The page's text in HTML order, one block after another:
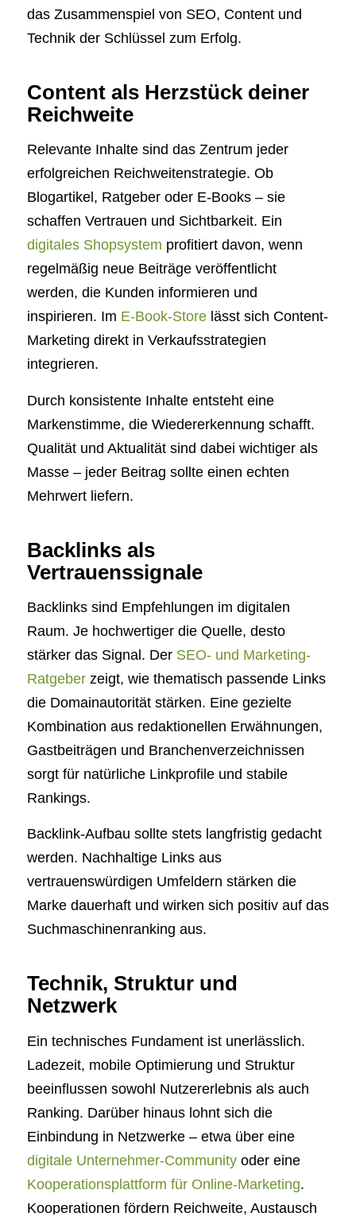
das Zusammenspiel von SEO, Content und
Technik der Schlüssel zum Erfolg.
Content als Herzstück deiner
Reichweite
Relevante Inhalte sind das Zentrum jeder
erfolgreichen Reichweitenstrategie. Ob
Blogartikel, Ratgeber oder E-Books – sie
schaffen Vertrauen und Sichtbarkeit. Ein
digitales Shopsystem profitiert davon, wenn
regelmäßig neue Beiträge veröffentlicht
werden, die Kunden informieren und
inspirieren. Im E-Book-Storelässt sich Content-
Marketing direkt in Verkaufsstrategien
integrieren.
Durch konsistente Inhalte entsteht eine
Markenstimme, die Wiedererkennung schafft.
Qualität und Aktualität sind dabei wichtiger als
Masse – jeder Beitrag sollte einen echten
Mehrwert liefern.
Backlinks als
Vertrauenssignale
Backlinks sind Empfehlungen im digitalen
Raum. Je hochwertiger die Quelle, desto
stärker das Signal. Der SEO- und Marketing-
Ratgeberzeigt, wie thematisch passende Links
die Domainautorität stärken. Eine gezielte
Kombination aus redaktionellen Erwähnungen,
Gastbeiträgen und Branchenverzeichnissen
sorgt für natürliche Linkprofile und stabile
Rankings.
Backlink-Aufbau sollte stets langfristig gedacht
werden. Nachhaltige Links aus
vertrauenswürdigen Umfeldern stärken die
Marke dauerhaft und wirken sich positiv auf das
Suchmaschinenranking aus.
Technik, Struktur und
Netzwerk
Ein technisches Fundament ist unerlässlich.
Ladezeit, mobile Optimierung und Struktur
beeinflussen sowohl Nutzererlebnis als auch
Ranking. Darüber hinaus lohnt sich die
Einbindung in Netzwerke – etwa über eine
digitale Unternehmer-Communityoder eine
Kooperationsplattform für Online-Marketing.
Kooperationen fördern Reichweite, Austausch